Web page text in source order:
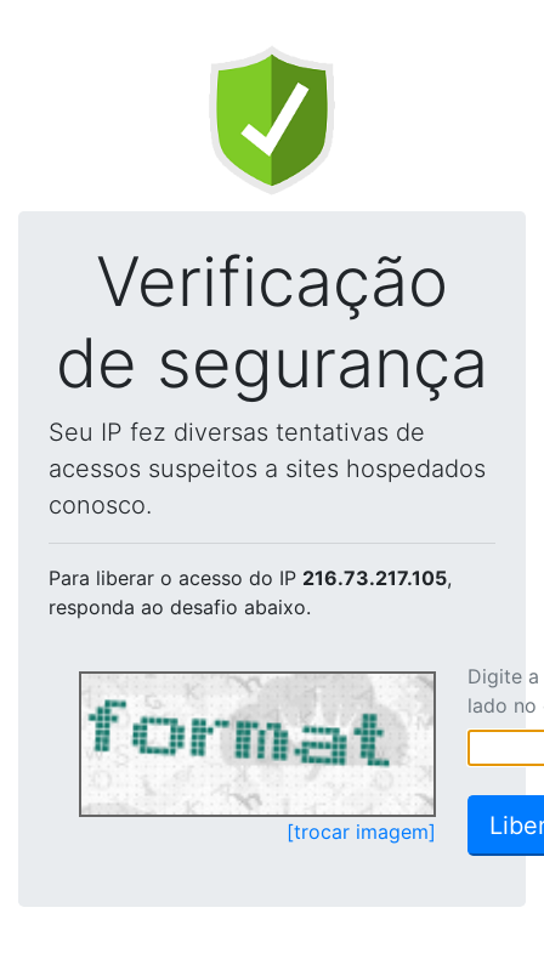
Verificação
de segurança
Seu IP fez diversas tentativas de
acessos suspeitos a sites hospedados
conosco.
Para liberar o acesso do IP 216.73.217.105,
responda ao desafio abaixo.
[trocar imagem]
Digite
lado no